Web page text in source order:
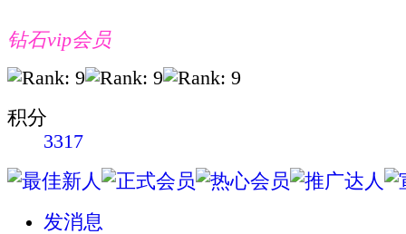
钻石vip会员
积分
3317
发消息